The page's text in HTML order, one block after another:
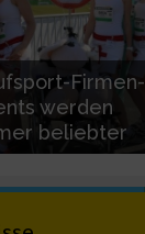
Firmen-
werden
beliebter